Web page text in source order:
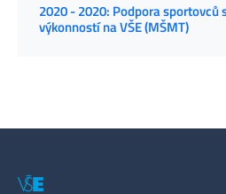
2020 - 2020: Podpora sportovců
výkonností na VŠE (MŠMT)